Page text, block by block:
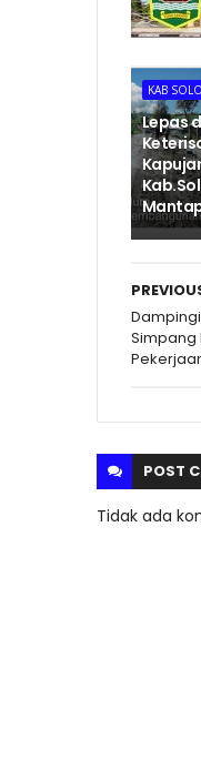
KAB
Lepas
Simpang
POST
Tidak ada